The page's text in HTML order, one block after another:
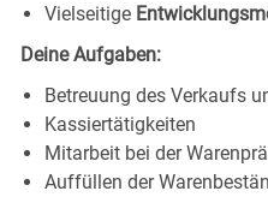
Vielseitige
Deine Aufgaben:
Betreuung des Verkaufs
Kassiertätigkeiten
Mitarbeit bei der
Auffüllen der